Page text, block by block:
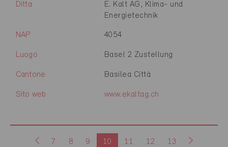
Ditta
E. Kalt AG, Klima- und
Energietechnik
NAP 4054
Luogo Basel 2 Zustellung
Cantone Basilea Città
Sito web www.ekaltag.ch
7 8 9 10 11 12 13